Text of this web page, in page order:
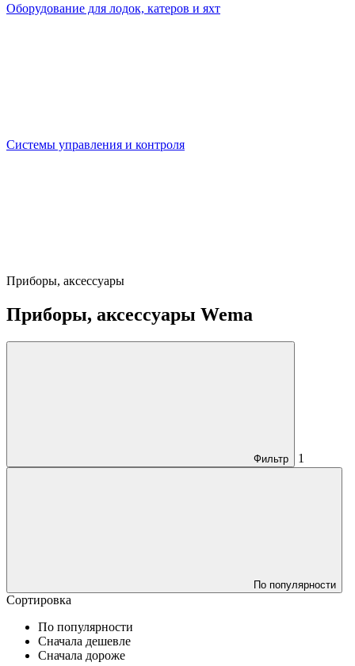
Оборудование для лодок, катеров и яхт
Системы управления и контроля
Приборы, аксессуары
Приборы, аксессуары Wema
Фильтр 1
По популярности
Сортировка
По популярности
Сначала дешевле
Сначала дороже